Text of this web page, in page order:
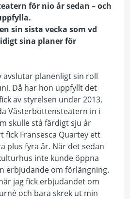
för nio år sedan – och
sin sista vecka som vd
sina planer för
avslutar planenligt sin roll
Då har hon uppfyllt det
av styrelsen under 2013,
Västerbottensteatern in i
skulle stå färdigt sju år
fick Fransesca Quartey ett
plus fyra år. När det sedan
inte kunde öppna
erbjudande om förlängning.
jag fick erbjudandet om
och bara skrek ut min